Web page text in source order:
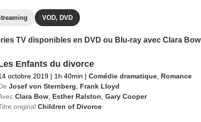
VOD, DVD
TV disponibles en DVD ou Blu-ray avec Clara Bow
Enfants du divorce
octobre 2019 | 1h 40min | Comédie dramatique, Romance
Josef von Sternberg
Frank Lloyd
Clara Bow, Esther Ralston Gary Cooper
original Children of Divorce